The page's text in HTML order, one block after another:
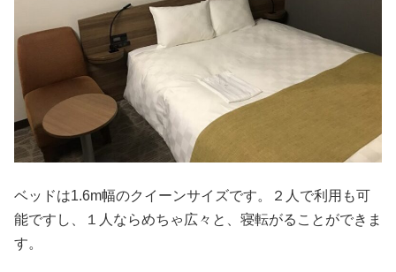
ベッドは1.6m幅のクイーンサイズです。２人で利用も可
能ですし、１人ならめちゃ広々と、寝転がることができま
す。